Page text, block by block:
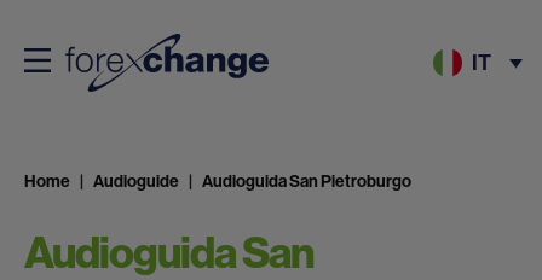
IT
Home Audioguide Audioguida San Pietroburgo
Audioguida San